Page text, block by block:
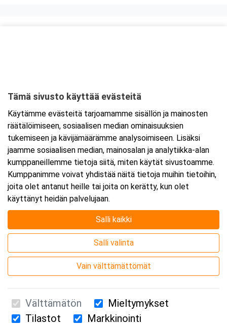
Tarkempi kartta ja ajo-ohjeet
Suomen Ensiapukoulutus Oy / Valimotie 21 / 00380 Helsinki
Tämä sivusto käyttää evästeitä
Käytämme evästeitä tarjoamamme sisällön ja mainosten
räätälöimiseen, sosiaalisen median ominaisuuksien
tukemiseen ja kävijämäärämme analysoimiseen. Lisäksi
jaamme sosiaalisen median, mainosalan ja analytiikka-alan
kumppaneillemme tietoja siitä, miten käytät sivustoamme.
Kumppanimme voivat yhdistää näitä tietoja muihin tietoihin,
joita olet antanut heille tai joita on kerätty, kun olet
käyttänyt heidän palvelujaan.
Salli kaikki
Salli valinta
Vain välttämättömät
Välttämätön
Mieltymykset
Tilastot
Markkinointi